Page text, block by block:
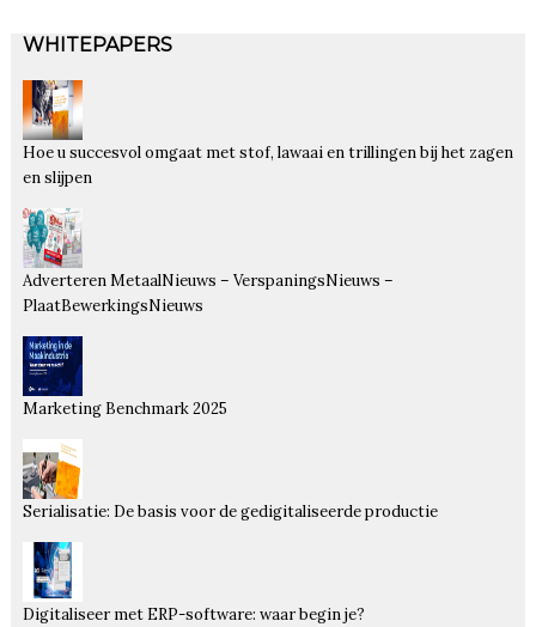
WHITEPAPERS
Hoe u succesvol omgaat met stof, lawaai en trillingen bij het zagen
en slijpen
Adverteren MetaalNieuws – VerspaningsNieuws –
PlaatBewerkingsNieuws
Marketing Benchmark 2025
Serialisatie: De basis voor de gedigitaliseerde productie
Digitaliseer met ERP-software: waar begin je?